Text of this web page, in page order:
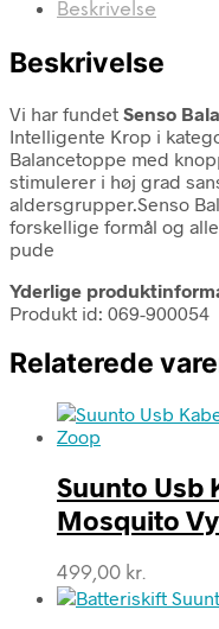
Beskrivelse
Beskrivelse
Vi har fundet Senso
Intelligente Krop i
Balancetoppe med
stimulerer i høj grad
aldersgrupper.Senso
forskellige formål og
pude
Yderlige
Produkt id: 069-900054
Relaterede
Suunto Usb
Mosquito
499,00 kr.